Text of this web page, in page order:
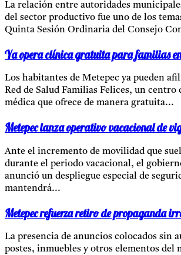
La relación entre autoridades
del sector productivo fue uno de los
Quinta Sesión Ordinaria del Consejo
Ya opera clínica gratuita para familias en
Los habitantes de Metepec ya pueden
Red de Salud Familias Felices, un centro
médica que ofrece de manera gratuita...
Metepec lanza operativo vacacional de
Ante el incremento de movilidad que
durante el periodo vacacional, el
anunció un despliegue especial de
mantendrá...
Metepec refuerza retiro de propaganda
La presencia de anuncios colocados sin
postes, inmuebles y otros elementos del